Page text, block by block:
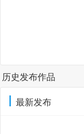
历史发布作品
最新发布